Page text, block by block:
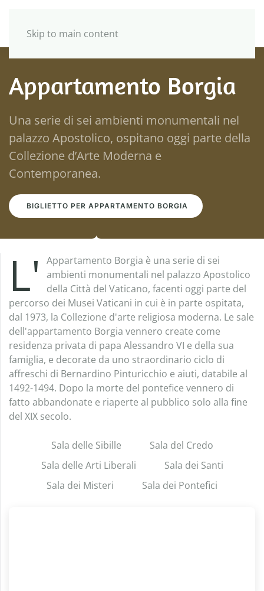
Skip to main content
Appartamento Borgia
Una serie di sei ambienti monumentali nel
palazzo Apostolico, ospitano oggi parte della
Collezione d’Arte Moderna e
Contemporanea.
BIGLIETTO PER APPARTAMENTO BORGIA
L'
Appartamento Borgia è una serie di sei
ambienti monumentali nel palazzo Apostolico
della Città del Vaticano, facenti oggi parte del
percorso dei Musei Vaticani in cui è in parte ospitata,
dal 1973, la Collezione d'arte religiosa moderna. Le sale
dell'appartamento Borgia vennero create come
residenza privata di papa Alessandro VI e della sua
famiglia, e decorate da uno straordinario ciclo di
affreschi di Bernardino Pinturicchio e aiuti, databile al
1492-1494. Dopo la morte del pontefice vennero di
fatto abbandonate e riaperte al pubblico solo alla fine
del XIX secolo.
Sala delle Sibille
Sala del Credo
Sala delle Arti Liberali
Sala dei Santi
Sala dei Misteri
Sala dei Pontefici